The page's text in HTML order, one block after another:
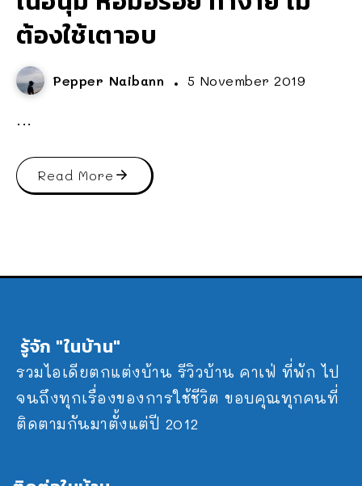
ต้องใช้เตาอบ
Pepper Naibann 5 November 2019
...
Read More
รู้จัก "ในบ้าน"
รวมไอเดียตกแต่งบ้าน รีวิวบ้าน คาเฟ่ ที่พัก ไป
จนถึงทุกเรื่องของการใช้ชีวิต ขอบคุณทุกคนที่
ติดตามกันมาตั้งแต่ปี 2012